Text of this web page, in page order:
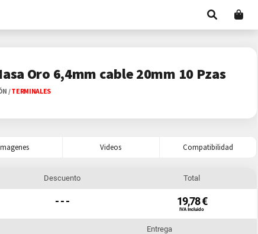
Oro 6,4mm cable 20mm 10 Pzas
/TERMINALES
Videos Compatibilidad
Descuento
- - -
Total
19,78 €
IVA Incluido
Entrega